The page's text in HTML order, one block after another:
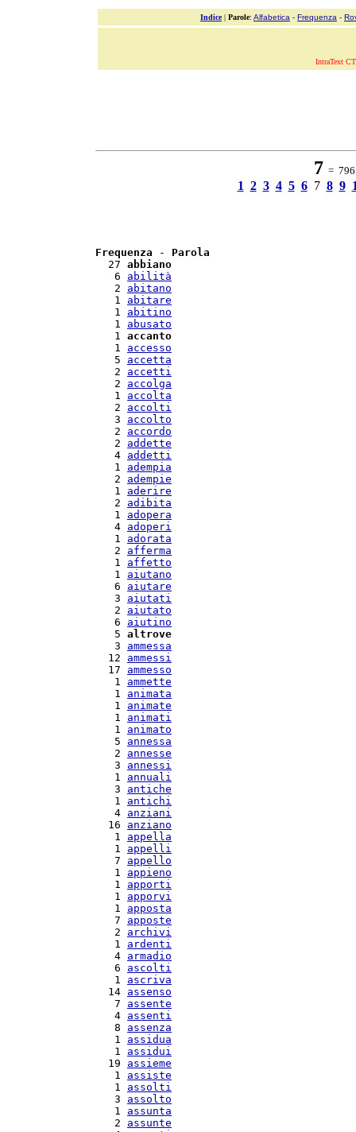
Indice| Parole: Alfabetica - Frequenza -
IntraText
7 = 796
1 2 3 4 5 6 7 8 9
Frequenza - Parola
  27
abbiano
   6
abilità
   2
abitano
   1
abitare
   1
abitino
   1
abusato
   1
accanto
   1
accesso
   5
accetta
   2
accetti
   2
accolga
   1
accolta
   2
accolti
   3
accolto
   2
accordo
   2
addette
   4
addetti
   1
adempia
   2
adempie
   1
aderire
   2
adibita
   1
adopera
   4
adoperi
   1
adorata
   2
afferma
   1
affetto
   1
aiutano
   6
aiutare
   3
aiutati
   2
aiutato
   6
aiutino
   5
altrove
   3
ammessa
  12
ammessi
  17
ammesso
   1
ammette
   1
animata
   1
animate
   1
animati
   1
animato
   5
annessa
   2
annesse
   3
annessi
   1
annuali
   3
antiche
   1
antichi
   4
anziani
  16
anziano
   1
appella
   1
appelli
   7
appello
   1
appieno
   1
apporti
   1
apporvi
   1
apposta
   7
apposte
   2
archivi
   1
ardenti
   4
armadio
   6
ascolti
   1
ascriva
  14
assenso
   7
assente
   4
assenti
   8
assenza
   1
assidua
   1
assidui
  19
assieme
   1
assiste
   1
assolti
   3
assolto
   1
assunta
   2
assunte